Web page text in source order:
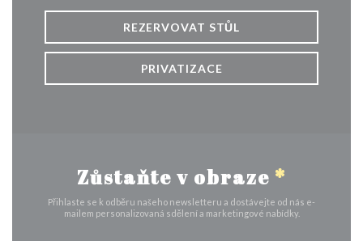
REZERVOVAT STŮL
PRIVATIZACE
Zůstaňte v obraze *
Přihlaste se k odběru našeho newsletteru a dostávejte od nás e-
mailem personalizovaná sdělení a marketingové nabídky.